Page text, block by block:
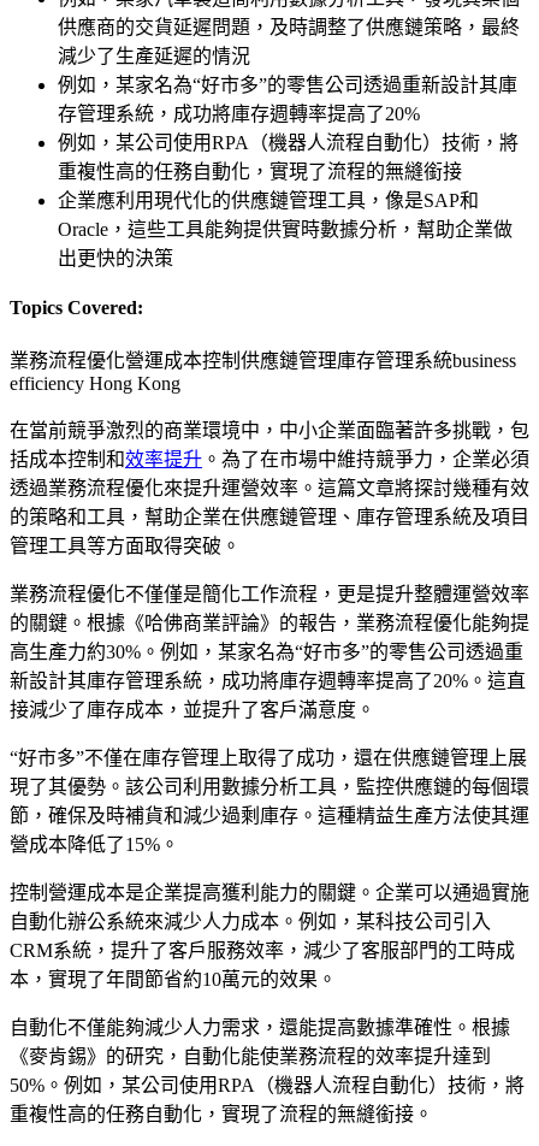
供應商的交貨延遲問題，及時調整了供應鏈策略，最終
減少了生產延遲的情況
例如，某家名為“好市多”的零售公司透過重新設計其庫
存管理系統，成功將庫存週轉率提高了20%
例如，某公司使用RPA（機器人流程自動化）技術，將
重複性高的任務自動化，實現了流程的無縫銜接
企業應利用現代化的供應鏈管理工具，像是SAP和
Oracle，這些工具能夠提供實時數據分析，幫助企業做
出更快的決策
Topics Covered:
業務流程優化營運成本控制 供應鏈管理庫存管理系統business
efficiency Hong Kong
在當前競爭激烈的商業環境中，中小企業面臨著許多挑戰，包
括成本控制和效率提升 。為了在市場中維持競爭力，企業必須
透過業務流程優化來提升運營效率。這篇文章將探討幾種有效
的策略和工具，幫助企業在供應鏈管理、庫存管理系統及項目
管理工具等方面取得突破。
業務流程優化不僅僅是簡化工作流程，更是提升整體運營效率
的關鍵。根據《哈佛商業評論》的報告，業務流程優化能夠提
高生產力約30%。例如，某家名為“好市多”的零售公司透過重
新設計其庫存管理系統，成功將庫存週轉率提高了20%。這直
接減少了庫存成本，並提升了客戶滿意度。
“好市多”不僅在庫存管理上取得了成功，還在供應鏈管理上展
現了其優勢。該公司利用數據分析工具，監控供應鏈的每個環
節，確保及時補貨和減少過剩庫存。這種精益生產方法使其運
營成本降低了15%。
控制營運成本是企業提高獲利能力的關鍵。企業可以通過實施
自動化辦公系統來減少人力成本。例如，某科技公司引入
CRM系統，提升了客戶服務效率，減少了客服部門的工時成
本，實現了年間節省約10萬元的效果。
自動化不僅能夠減少人力需求，還能提高數據準確性。根據
《麥肯錫》的研究，自動化能使業務流程的效率提升達到
50%。例如，某公司使用RPA（機器人流程自動化）技術，將
重複性高的任務自動化，實現了流程的無縫銜接。